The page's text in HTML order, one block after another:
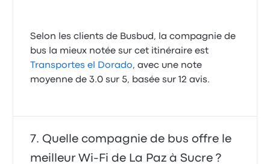
Selon les clients de Busbud, la compagnie de
bus la mieux notée sur cet itinéraire est
Transportes el Dorado, avec une note
moyenne de 3.0 sur 5, basée sur 12 avis.
Quelle compagnie de bus offre le
meilleur Wi-Fi de La Paz à Sucre ?